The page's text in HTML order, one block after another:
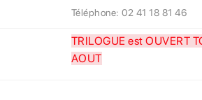
Téléphone: 02 41 18 81 46
TRILOGUE est OUVERT
AOUT